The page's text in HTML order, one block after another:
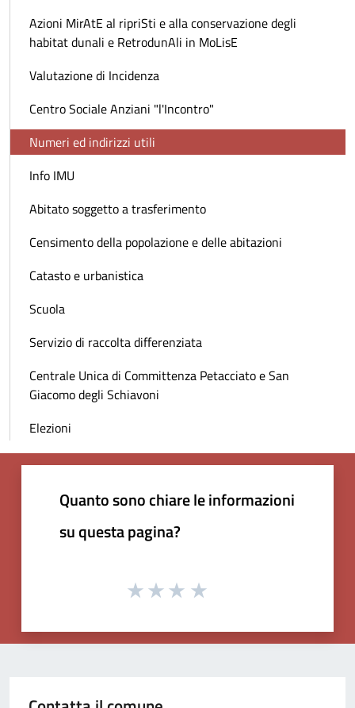
Azioni MirAtE al ripriSti e alla conservazione degli
habitat dunali e RetrodunAli in MoLisE
Valutazione di Incidenza
Centro Sociale Anziani "l'Incontro"
Numeri ed indirizzi utili
Info IMU
Abitato soggetto a trasferimento
Censimento della popolazione e delle abitazioni
Catasto e urbanistica
Scuola
Servizio di raccolta differenziata
Centrale Unica di Committenza Petacciato e San
Giacomo degli Schiavoni
Elezioni
Quanto sono chiare le informazioni
su questa pagina?